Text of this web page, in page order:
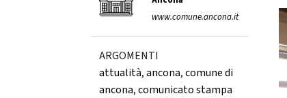
www.comune.ancona.it
ARGOMENTI
attualità,ancona,comune di
ancona,comunicato stampa